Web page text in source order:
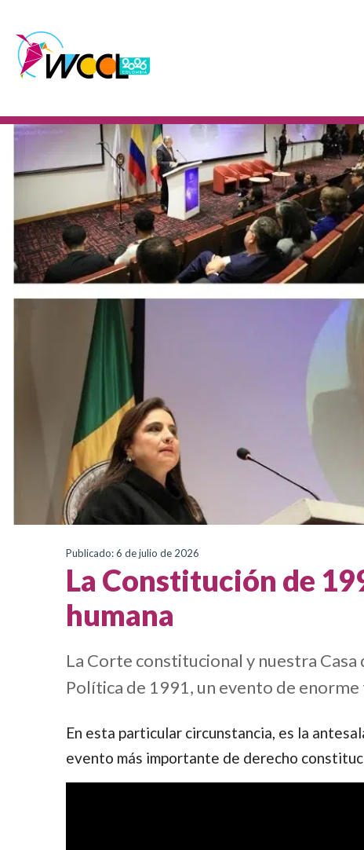
Publicado: 6 de julio de 2026
La Constitución de
humana
La Corte constitucional y nuestra
Política de 1991, un evento de
En esta particular circunstancia, es la
evento más importante de derecho